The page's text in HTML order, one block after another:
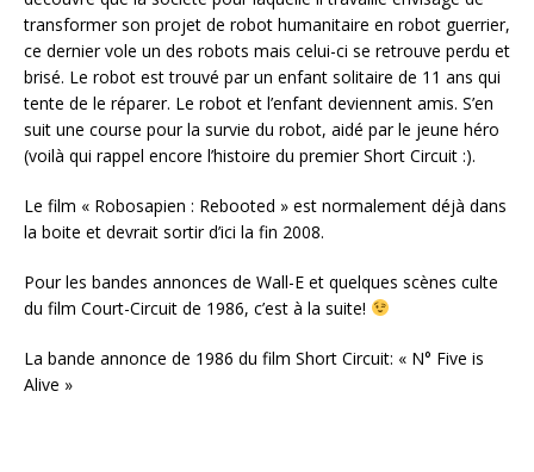
transformer son projet de robot humanitaire en robot guerrier,
ce dernier vole un des robots mais celui-ci se retrouve perdu et
brisé. Le robot est trouvé par un enfant solitaire de 11 ans qui
tente de le réparer. Le robot et l’enfant deviennent amis. S’en
suit une course pour la survie du robot, aidé par le jeune héro
(voilà qui rappel encore l’histoire du premier Short Circuit :).
Le film « Robosapien : Rebooted » est normalement déjà dans
la boite et devrait sortir d’ici la fin 2008.
Pour les bandes annonces de Wall-E et quelques scènes culte
du film Court-Circuit de 1986, c’est à la suite!
La bande annonce de 1986 du film Short Circuit: « N° Five is
Alive »